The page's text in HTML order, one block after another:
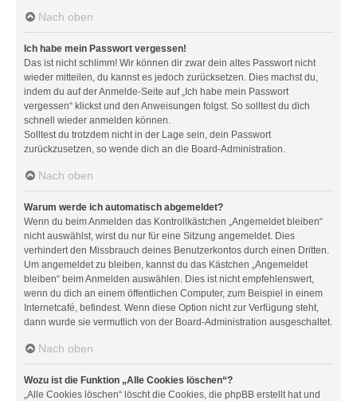
Nach oben
Ich habe mein Passwort vergessen!
Das ist nicht schlimm! Wir können dir zwar dein altes Passwort nicht
wieder mitteilen, du kannst es jedoch zurücksetzen. Dies machst du,
indem du auf der Anmelde-Seite auf „Ich habe mein Passwort
vergessen“ klickst und den Anweisungen folgst. So solltest du dich
schnell wieder anmelden können.
Solltest du trotzdem nicht in der Lage sein, dein Passwort
zurückzusetzen, so wende dich an die Board-Administration.
Nach oben
Warum werde ich automatisch abgemeldet?
Wenn du beim Anmelden das Kontrollkästchen „Angemeldet bleiben“
nicht auswählst, wirst du nur für eine Sitzung angemeldet. Dies
verhindert den Missbrauch deines Benutzerkontos durch einen Dritten.
Um angemeldet zu bleiben, kannst du das Kästchen „Angemeldet
bleiben“ beim Anmelden auswählen. Dies ist nicht empfehlenswert,
wenn du dich an einem öffentlichen Computer, zum Beispiel in einem
Internetcafé, befindest. Wenn diese Option nicht zur Verfügung steht,
dann wurde sie vermutlich von der Board-Administration ausgeschaltet.
Nach oben
Wozu ist die Funktion „Alle Cookies löschen“?
„Alle Cookies löschen“ löscht die Cookies, die phpBB erstellt hat und